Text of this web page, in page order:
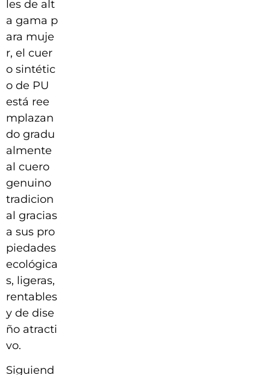
les de alt
a gama p
ara muje
r, el cuer
o sintétic
o de PU
está ree
mplazan
do gradu
almente
al cuero
genuino
tradicion
al gracias
a sus pro
piedades
ecológica
s, ligeras,
rentables
y de dise
ño atracti
vo.
Siguiend